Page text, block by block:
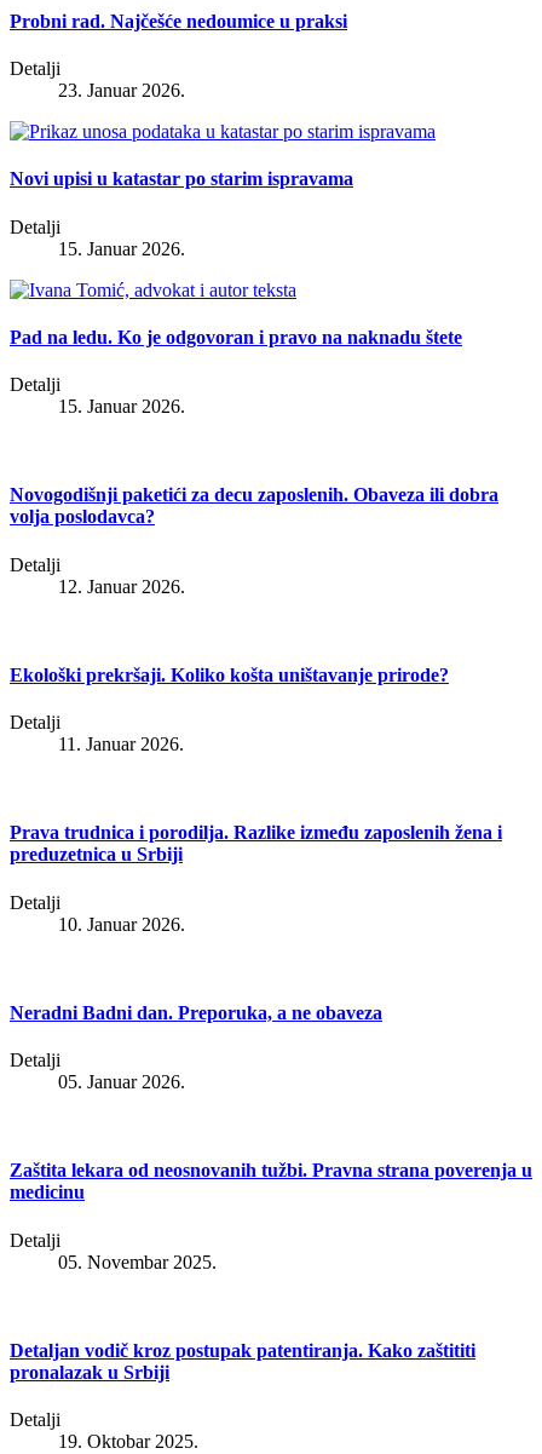
Probni rad. Najčešće nedoumice u praksi
Detalji
23. Januar 2026.
Novi upisi u katastar po starim ispravama
Detalji
15. Januar 2026.
Pad na ledu. Ko je odgovoran i pravo na naknadu štete
Detalji
15. Januar 2026.
Novogodišnji paketići za decu zaposlenih. Obaveza ili dobra
volja poslodavca?
Detalji
12. Januar 2026.
Ekološki prekršaji. Koliko košta uništavanje prirode?
Detalji
11. Januar 2026.
Prava trudnica i porodilja. Razlike između zaposlenih žena i
preduzetnica u Srbiji
Detalji
10. Januar 2026.
Neradni Badni dan. Preporuka, a ne obaveza
Detalji
05. Januar 2026.
Zaštita lekara od neosnovanih tužbi. Pravna strana poverenja u
medicinu
Detalji
05. Novembar 2025.
Detaljan vodič kroz postupak patentiranja. Kako zaštititi
pronalazak u Srbiji
Detalji
19. Oktobar 2025.